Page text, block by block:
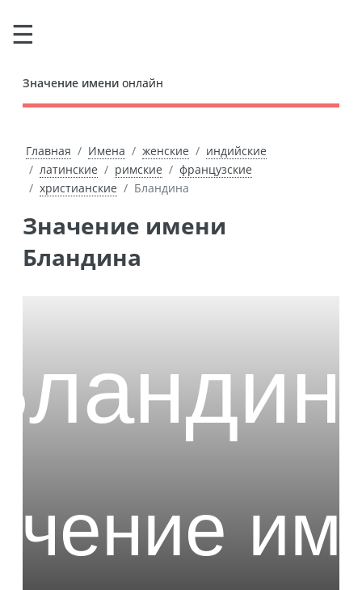
Значение имени онлайн
Главная Имена женские
индийские
латинские
римские
французские
христианские
Бландина
Значение имени
Бландина